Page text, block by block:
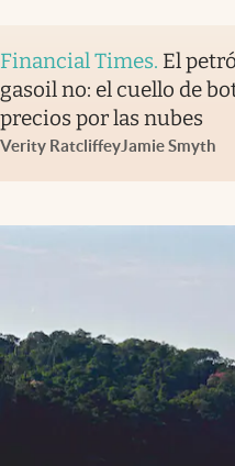
Financial Times. El
gasoil no: el cuello de
precios por las nubes
Verity RatcliffeyJamie Smyth